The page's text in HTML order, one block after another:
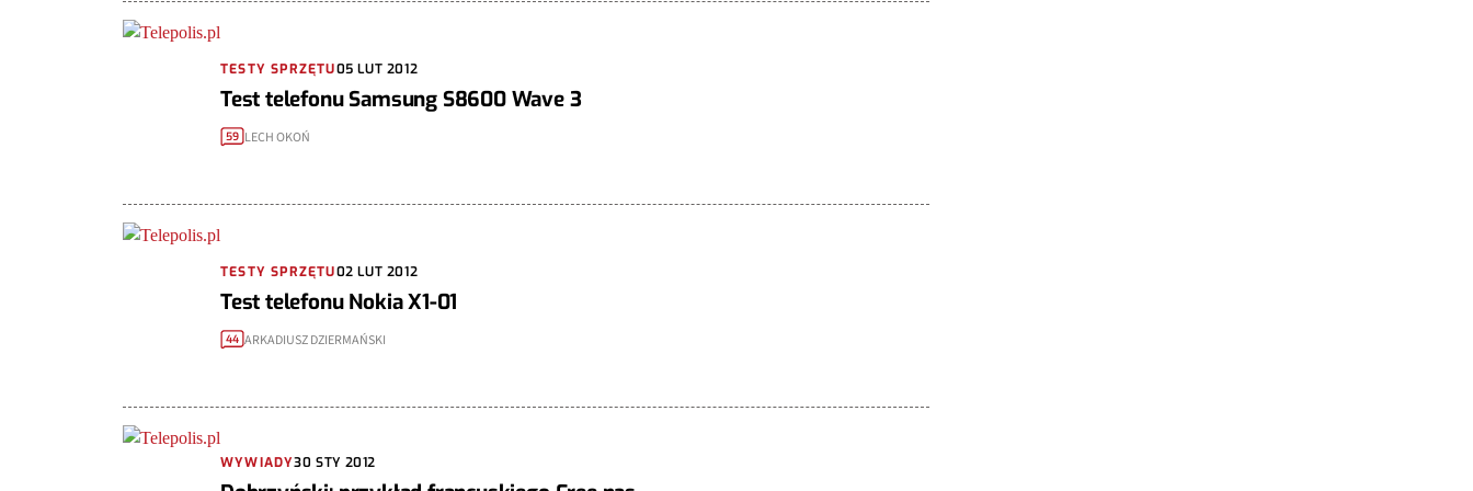
TESTY SPRZĘTU05 LUT 2012
Test telefonu Samsung S8600 Wave 3
59 LECH OKOŃ
TESTY SPRZĘTU02 LUT 2012
Test telefonu Nokia X1-01
44 ARKADIUSZ DZIERMAŃSKI
WYWIADY30 STY 2012